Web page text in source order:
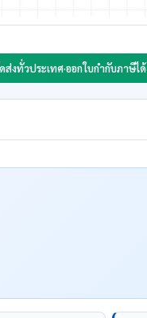
ส่งทั่วประเทศ·ออกใบกำกับภาษีได้